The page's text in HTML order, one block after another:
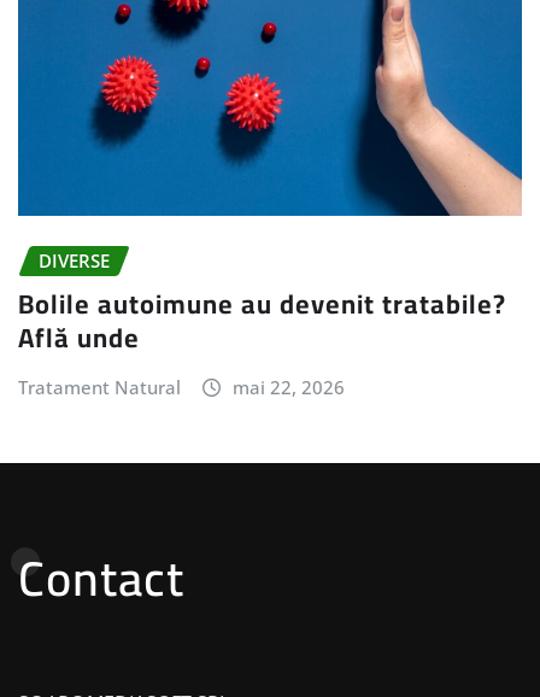
DIVERSE
Bolile autoimune au devenit tratabile?
Află unde
Tratament Natural mai 22, 2026
Contact